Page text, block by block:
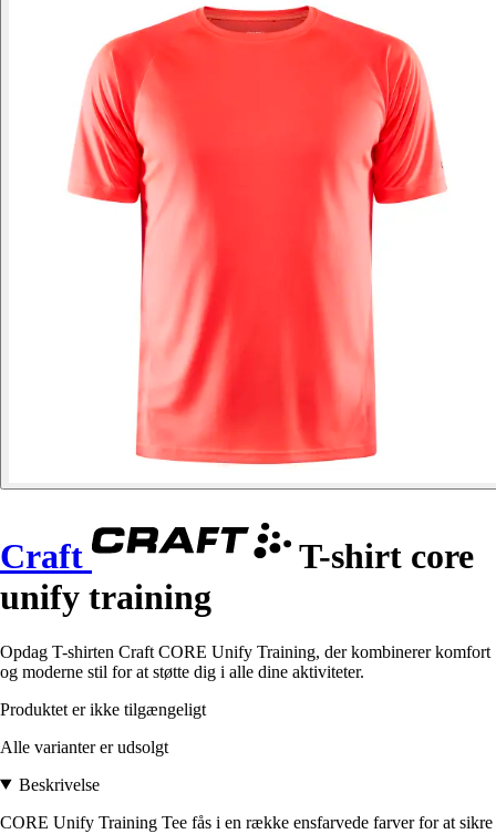
Craft
T-shirt core
unify training
Opdag T-shirten Craft CORE Unify Training, der kombinerer komfort
og moderne stil for at støtte dig i alle dine aktiviteter.
Produktet er ikke tilgængeligt
Alle varianter er udsolgt
Beskrivelse
CORE Unify Training Tee fås i en række ensfarvede farver for at sikre